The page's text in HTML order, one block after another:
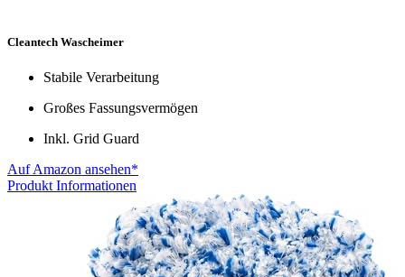
Cleantech Wascheimer
Stabile Verarbeitung
Großes Fassungsvermögen
Inkl. Grid Guard
Auf Amazon ansehen*
Produkt Informationen